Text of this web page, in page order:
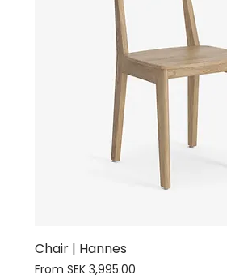
Chair | Hannes
FromSEK 3,995.00
Sale Price